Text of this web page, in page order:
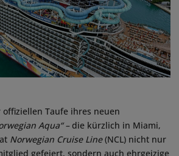
Taufe ihres neuen
Aqua“ –die kürzlich in Miami,
Norwegian Cruise Line(NCL) nicht nur
gefeiert, sondern auch ehrgeizige